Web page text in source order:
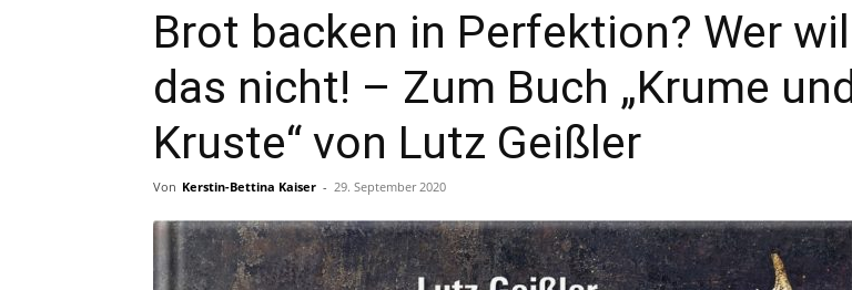
Brot backen in Perfektion? Wer will
das nicht! – Zum Buch „Krume und
Kruste“ von Lutz Geißler
Von Kerstin-Bettina Kaiser - 29. September 2020